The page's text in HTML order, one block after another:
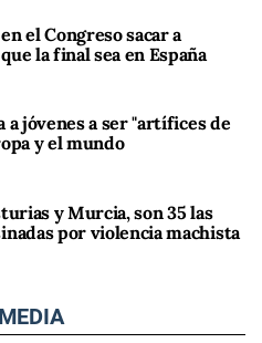
el Congreso sacar a
la final sea en España
a jóvenes a ser "artífices de
y el mundo
y Murcia, son 35 las
por violencia machista